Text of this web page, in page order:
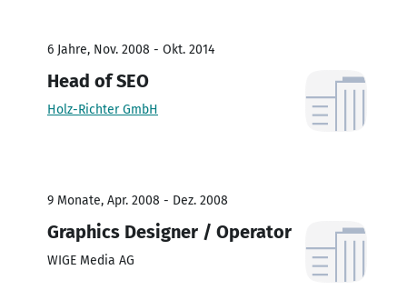
6 Jahre, Nov. 2008 - Okt. 2014
Head of SEO
Holz-Richter GmbH
9 Monate, Apr. 2008 - Dez. 2008
Graphics Designer / Operator
WIGE Media AG